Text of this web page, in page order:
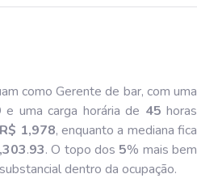
como Gerente de bar, com uma
e uma carga horária de 45 horas
R$ 1,978, enquanto a mediana fica
.93. O topo dos 5% mais bem
dentro da ocupação.